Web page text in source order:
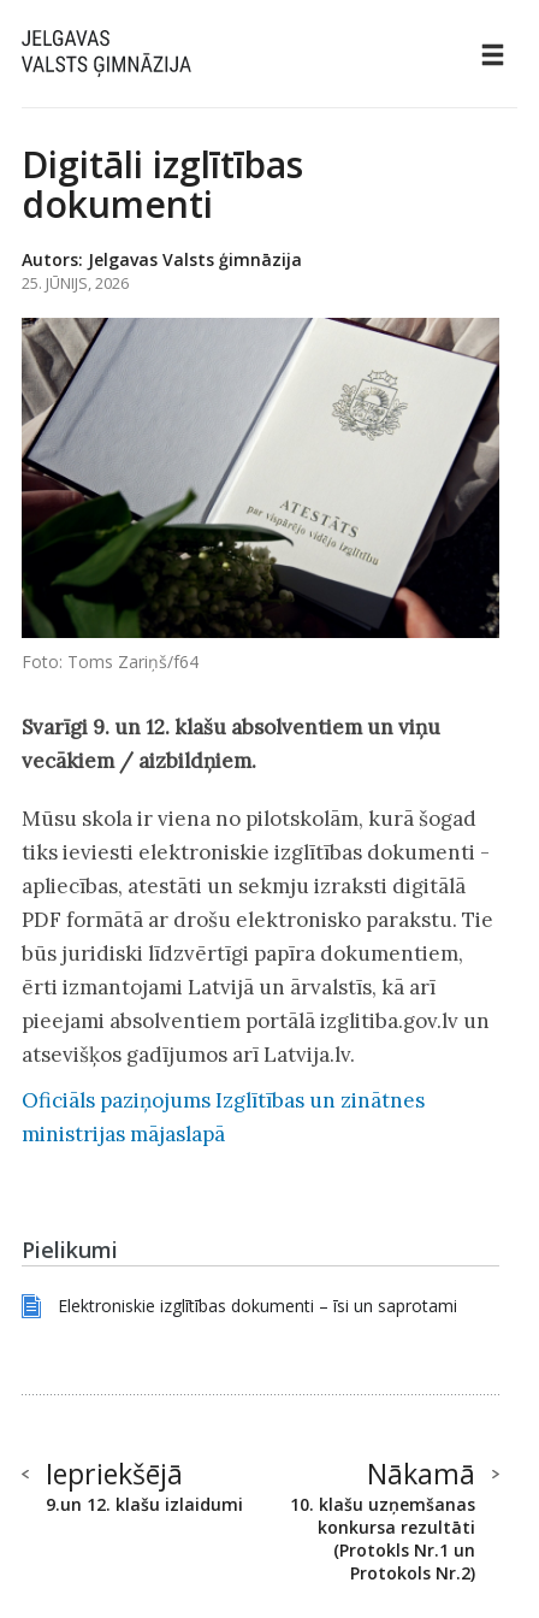
Digitāli izglītības
dokumenti
Autors: Jelgavas Valsts ģimnāzija
25. JŪNIJS, 2026
Foto: Toms Zariņš/f64
Svarīgi 9. un 12. klašu absolventiem un viņu
vecākiem / aizbildņiem.
Mūsu skola ir viena no pilotskolām, kurā šogad
tiks ieviesti elektroniskie izglītības dokumenti -
apliecības, atestāti un sekmju izraksti digitālā
PDF formātā ar drošu elektronisko parakstu. Tie
būs juridiski līdzvērtīgi papīra dokumentiem,
ērti izmantojami Latvijā un ārvalstīs, kā arī
pieejami absolventiem portālā izglitiba.gov.lv un
atsevišķos gadījumos arī Latvija.lv.
Oficiāls paziņojums Izglītības un zinātnes
ministrijas mājaslapā
Pielikumi
Elektroniskie izglītības dokumenti – īsi un saprotami
Iepriekšējā
9.un 12. klašu izlaidumi
Nākamā
10. klašu uzņemšanas
konkursa rezultāti
(Protokls Nr.1 un
Protokols Nr.2)